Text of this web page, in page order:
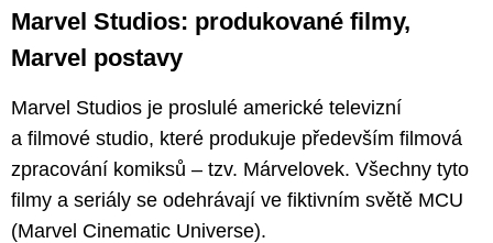
Marvel Studios: produkované filmy,
Marvel postavy
Marvel Studios je proslulé americké televizní
a filmové studio, které produkuje především filmová
zpracování komiksů – tzv. Márvelovek. Všechny tyto
filmy a seriály se odehrávají ve fiktivním světě MCU
(Marvel Cinematic Universe).